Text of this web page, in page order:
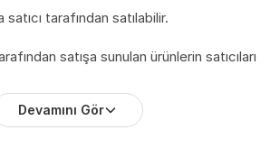
tarafından satılabilir.
satışa sunulan ürünlerin satıcıları
promosyonlara, kargonun bedava
Devamını Gör